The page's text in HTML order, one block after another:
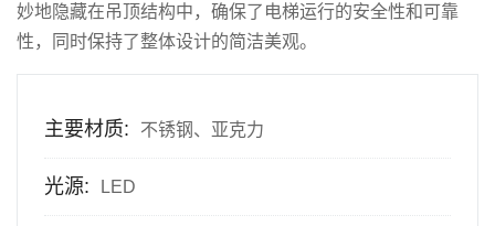
妙地隐藏在吊顶结构中，确保了电梯运行的安全性和可靠
性，同时保持了整体设计的简洁美观。
主要材质: 不锈钢、亚克力
光源: LED